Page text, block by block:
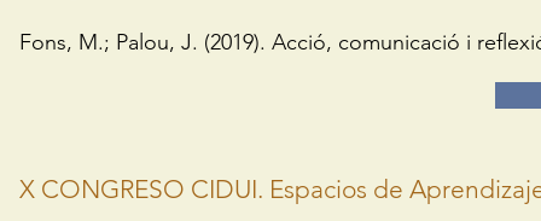
Fons, M.; Palou, J. (2019). Acció, comunicació i
X CONGRESO CIDUI. Espacios de